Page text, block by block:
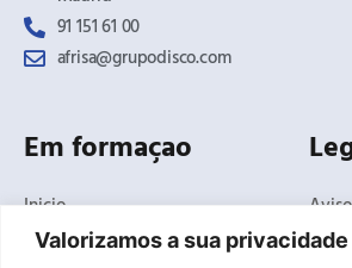
Valorizamos a sua privacidade
91 151 61 00
afrisa@grupodisco.com
Em formaçao
Inicio
O Negócio